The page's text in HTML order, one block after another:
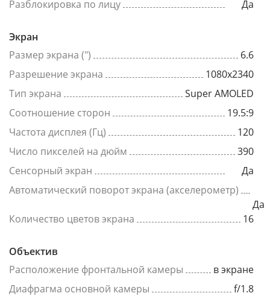
Разблокировка по лицу Да
Экран
Размер экрана (")
6.6
Разрешение экрана
1080x2340
Тип экрана
Super AMOLED
Соотношение сторон
19.5:9
Частота дисплея (Гц)
120
Число пикселей на дюйм
390
Сенсорный экран
Да
Автоматический поворот экрана (акселерометр)
Да
Количество цветов экрана
16
Объектив
Расположение фронтальной камеры
в экране
Диафрагма основной камеры
f/1.8